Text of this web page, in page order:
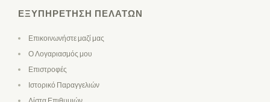
ΕΞΥΠΗΡΈΤΗΣΗ ΠΕΛΑΤΏΝ
Επικοινωνήστε μαζί μας
Ο Λογαριασμός μου
Επιστροφές
Ιστορικό Παραγγελιών